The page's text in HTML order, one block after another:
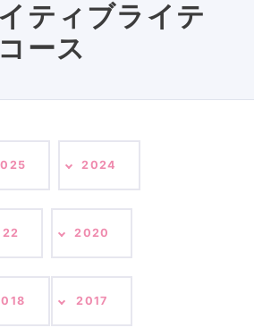
ティブライテ
ース
2024
2020
2017